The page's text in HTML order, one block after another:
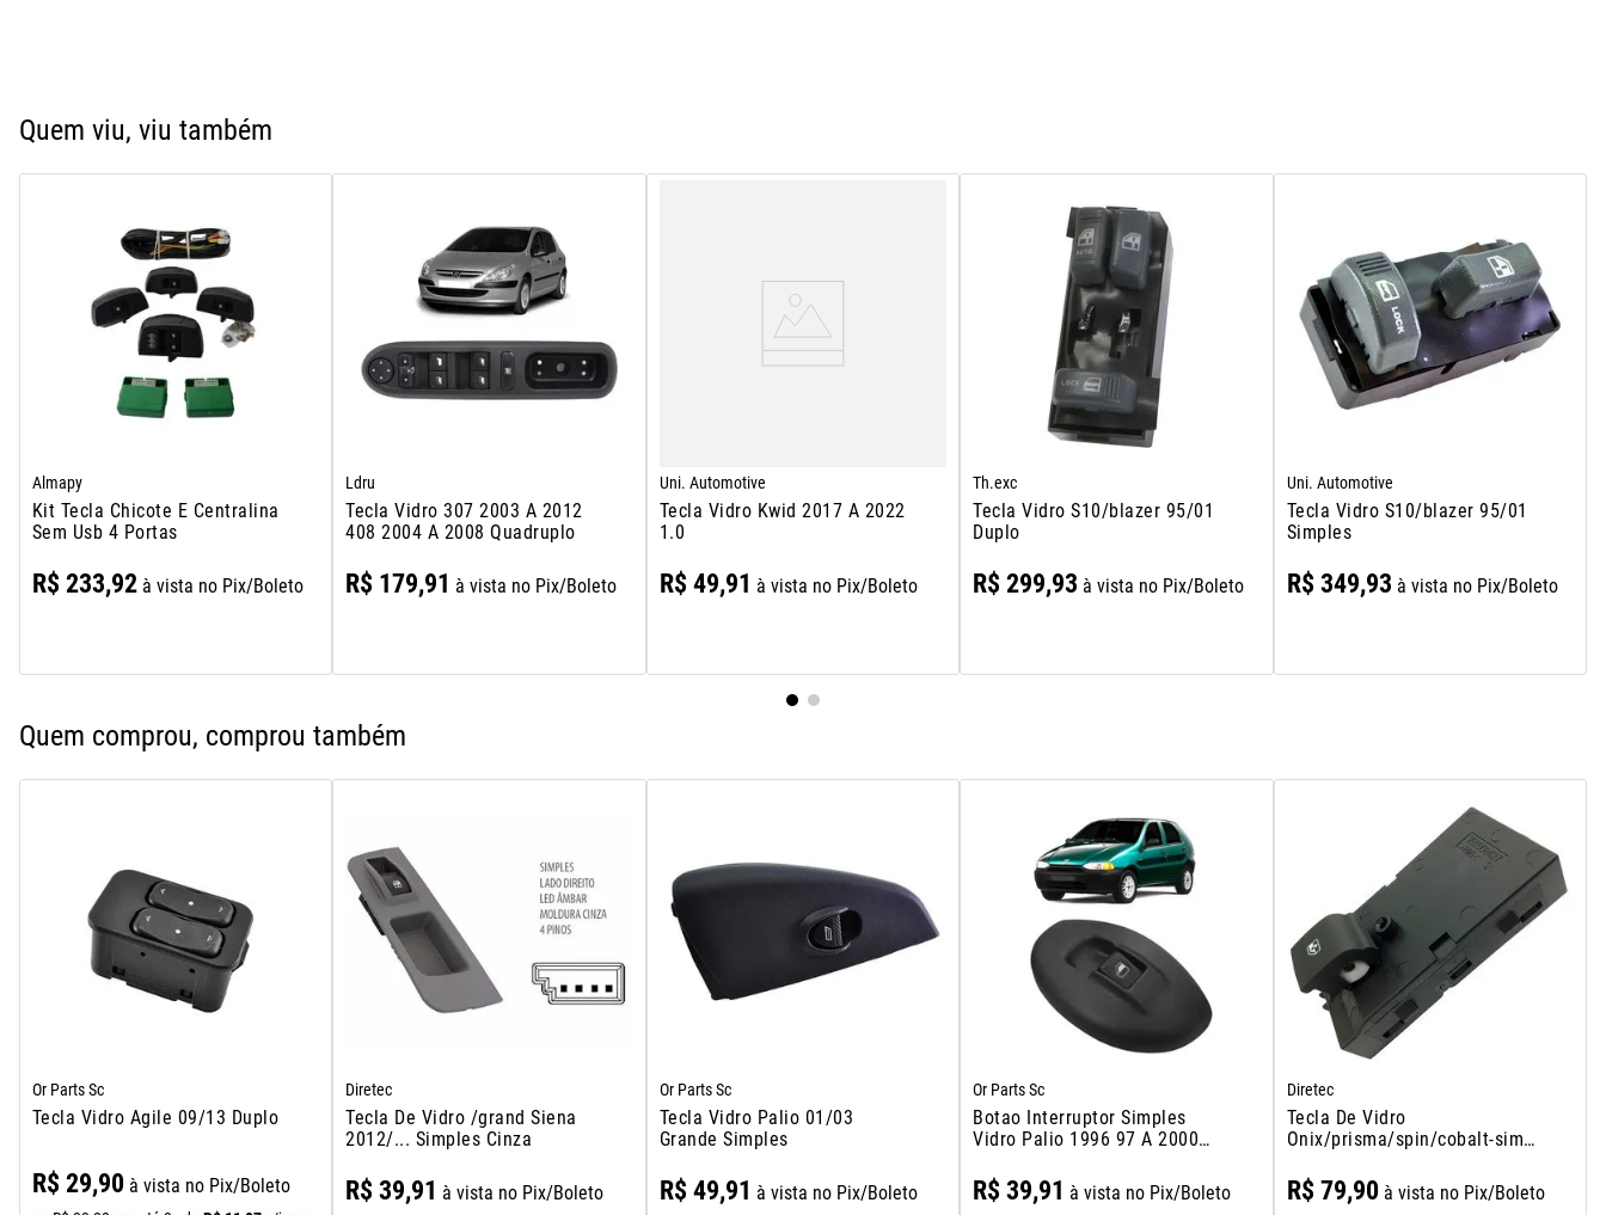
Quem viu, viu também
Almapy
Kit Tecla Chicote E Centralina
Sem Usb 4 Portas
R$ 233,92à vista no Pix/Boleto
Ldru
Tecla Vidro 307 2003 A 2012
408 2004 A 2008 Quadruplo
R$ 179,91 à vista no Pix/Boleto
Uni. Automotive
Tecla Vidro Kwid 2017 A 2022
1.0
R$ 49,91 à vista no Pix/Boleto
Th.exc
Tecla Vidro S10/blazer 95/01
Duplo
R$ 299,93 à vista no Pix/Boleto
Uni. Automotive
Tecla Vidro S10/blazer 95/01
Simples
R$ 349,93 à vista no Pix/Boleto
Quem comprou, comprou também
Or Parts Sc
Tecla Vidro Agile 09/13 Duplo
R$ 29,90à vista no Pix/Boleto
Diretec
Tecla De Vidro /grand Siena
2012/... Simples Cinza
R$ 39,91 à vista no Pix/Boleto
Or Parts Sc
Tecla Vidro Palio 01/03
Grande Simples
R$ 49,91 à vista no Pix/Boleto
Or Parts Sc
Botao Interruptor Simples
Vidro Palio 1996 97 A 2000
R$ 39,91 à vista no Pix/Boleto
Diretec
Tecla De Vidro
Onix/prisma/spin/cobalt-simp
R$ 79,90à vista no Pix/Boleto